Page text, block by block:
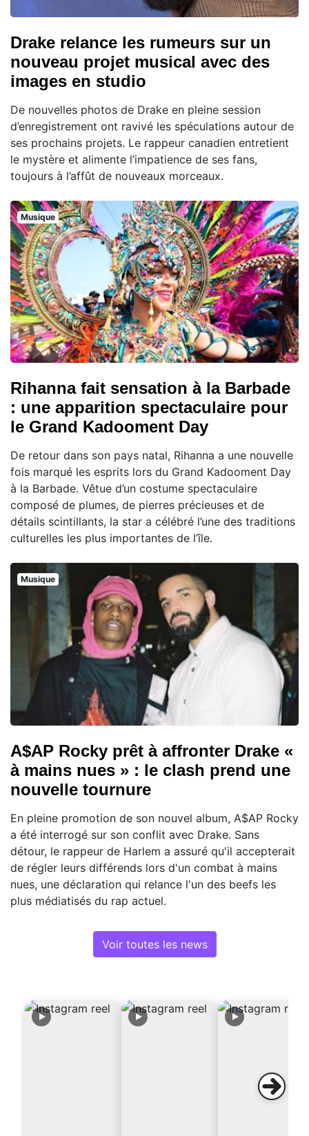
Drake relance les rumeurs sur un
nouveau projet musical avec des
images en studio
De nouvelles photos de Drake en pleine session
d’enregistrement ont ravivé les spéculations autour de
ses prochains projets. Le rappeur canadien entretient
le mystère et alimente l’impatience de ses fans,
toujours à l’affût de nouveaux morceaux.
Musique
Rihanna fait sensation à la Barbade
: une apparition spectaculaire pour
le Grand Kadooment Day
De retour dans son pays natal, Rihanna a une nouvelle
fois marqué les esprits lors du Grand Kadooment Day
à la Barbade. Vêtue d’un costume spectaculaire
composé de plumes, de pierres précieuses et de
détails scintillants, la star a célébré l’une des traditions
culturelles les plus importantes de l’île.
Musique
A$AP Rocky prêt à affronter Drake «
à mains nues » : le clash prend une
nouvelle tournure
En pleine promotion de son nouvel album, A$AP Rocky
a été interrogé sur son conflit avec Drake. Sans
détour, le rappeur de Harlem a assuré qu'il accepterait
de régler leurs différends lors d'un combat à mains
nues, une déclaration qui relance l'un des beefs les
plus médiatisés du rap actuel.
Voir toutes les news